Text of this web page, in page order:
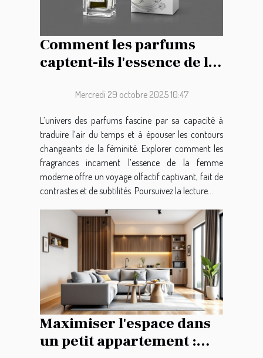
Comment les parfums
captent-ils l'essence de la
Mercredi 29 octobre 2025 10:47
L’univers des parfums fascine par sa capacité à
traduire l’air du temps et à épouser les contours
changeants de la féminité. Explorer comment les
fragrances incarnent l’essence de la femme
moderne offre un voyage olfactif captivant, fait de
contrastes et de subtilités. Poursuivez la lecture...
Maximiser l'espace dans
un petit appartement :